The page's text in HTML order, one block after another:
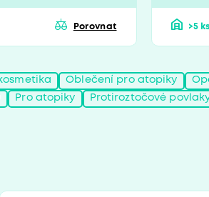
Porovnat >5 ks
Oblečení pro atopiky
Pro atopiky Protiroztočové